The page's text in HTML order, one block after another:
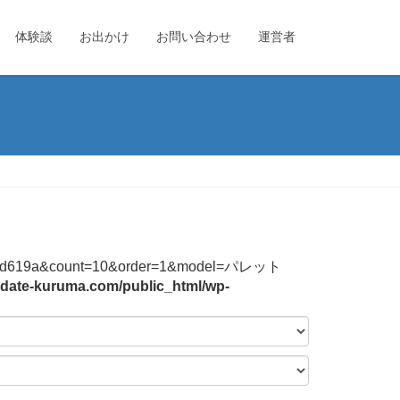
体験談 お出かけ お問い合わせ 運営者
パレット
kuruma.com/public_html/wp-